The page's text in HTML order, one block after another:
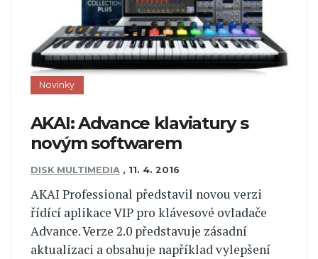
Novinky
AKAI: Advance klaviatury s
novým softwarem
DISK MULTIMEDIA , 11. 4. 2016
AKAI Professional představil novou verzi
řídící aplikace VIP pro klávesové ovladače
Advance. Verze 2.0 představuje zásadní
aktualizaci a obsahuje například vylepšení